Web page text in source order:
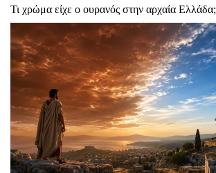
Τι χρώμα είχε ο ουρανός στην αρχαία Ελλάδα;